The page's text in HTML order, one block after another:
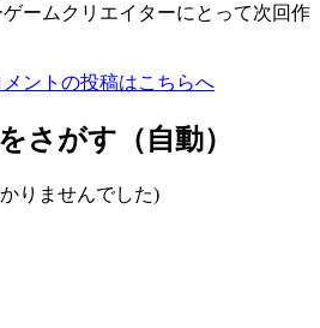
ームクリエイターにとって次回作
ントの投稿はこちらへ
さがす（自動）
りませんでした)